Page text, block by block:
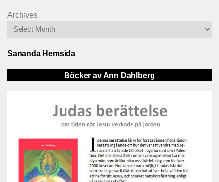
Archives
Sananda Hemsida
Böcker av Ann Dahlberg